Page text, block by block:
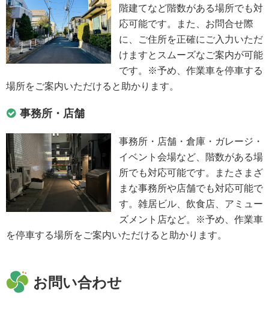
階建てなど階数がある場所でも対
応可能です。また、お問合せ際
に、ご住所を正確にご入力いただ
けますとスムーズなご案内が可能
です。※予め、作業車を停車する
場所をご案内いただけると助かります。
事務所・店舗
事務所・店舗・倉庫・ガレージ・
イベント会場など、階数がある場
所でも対応可能です。またさまざ
まな事務所や店舗でも対応可能で
す。雑居ビル、飲食店、アミュー
ズメント店など。※予め、作業車
を停車する場所をご案内いただけると助かります。
お問い合わせ